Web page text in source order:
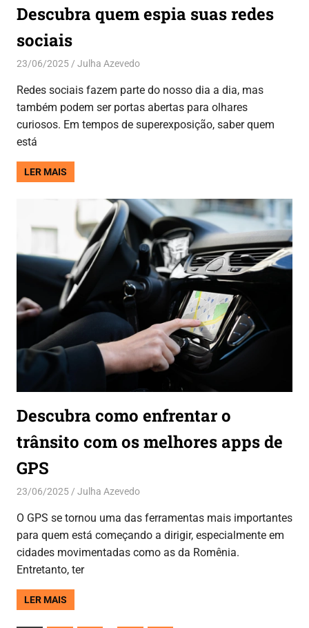
Descubra quem espia suas redes
sociais
23/06/2025 Julha AzevedoAplicativos
Redes sociais fazem parte do nosso dia a dia, mas
também podem ser portas abertas para olhares
curiosos. Em tempos de superexposição, saber quem
está
LER MAIS
Descubra como enfrentar o
trânsito com os melhores apps de
GPS
23/06/2025 Julha AzevedoAplicativos
O GPS se tornou uma das ferramentas mais importantes
para quem está começando a dirigir, especialmente em
cidades movimentadas como as da Romênia.
Entretanto, ter
LER MAIS